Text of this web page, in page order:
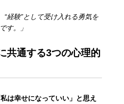
“経験”として受け入れる勇気を
す。」
共通する3つの心理的
私は幸せになっていい」と思え